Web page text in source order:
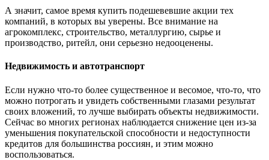
А значит, самое время купить подешевевшие акции тех
компаний, в которых вы уверены. Все внимание на
агрокомплекс, строительство, металлургию, сырье и
производство, ритейл, они серьезно недооценены.
Недвижимость и автотранспорт
Если нужно что-то более существенное и весомое, что-то, что
можно потрогать и увидеть собственными глазами результат
своих вложений, то лучше выбирать объекты недвижимости.
Сейчас во многих регионах наблюдается снижение цен из-за
уменьшения покупательской способности и недоступности
кредитов для большинства россиян, и этим можно
воспользоваться.